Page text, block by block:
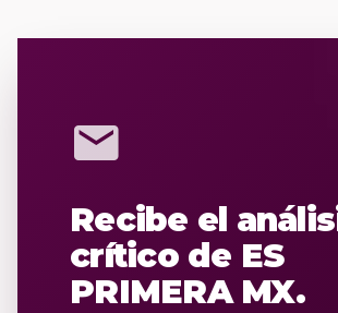
mail
Recibe el
crítico de ES
PRIMERA MX.